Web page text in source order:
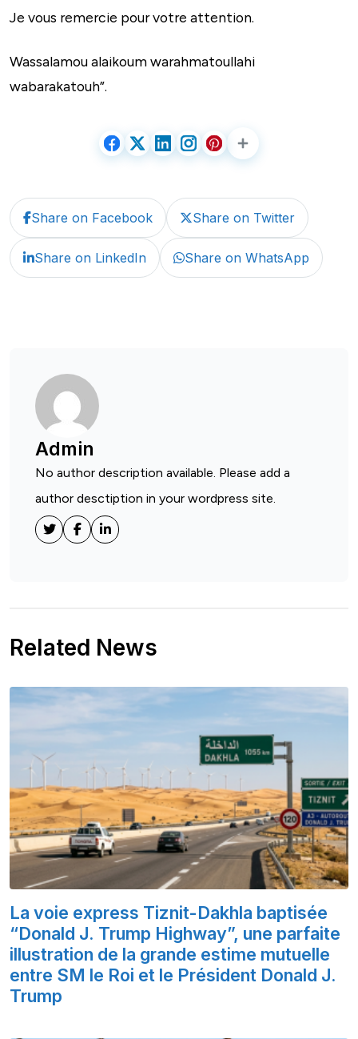
Je vous remercie pour votre attention.
Wassalamou alaikoum warahmatoullahi
wabarakatouh”.
Share on Facebook Share on Twitter
Share on LinkedIn Share on WhatsApp
Admin
No author description available. Please add a
author desctiption in your wordpress site.
Related News
La voie express Tiznit-Dakhla baptisée
“Donald J. Trump Highway”, une parfaite
illustration de la grande estime mutuelle
entre SM le Roi et le Président Donald J.
Trump